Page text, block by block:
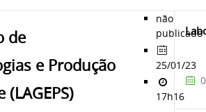
de
e Produção
não
publicado
25/01/23
17h16